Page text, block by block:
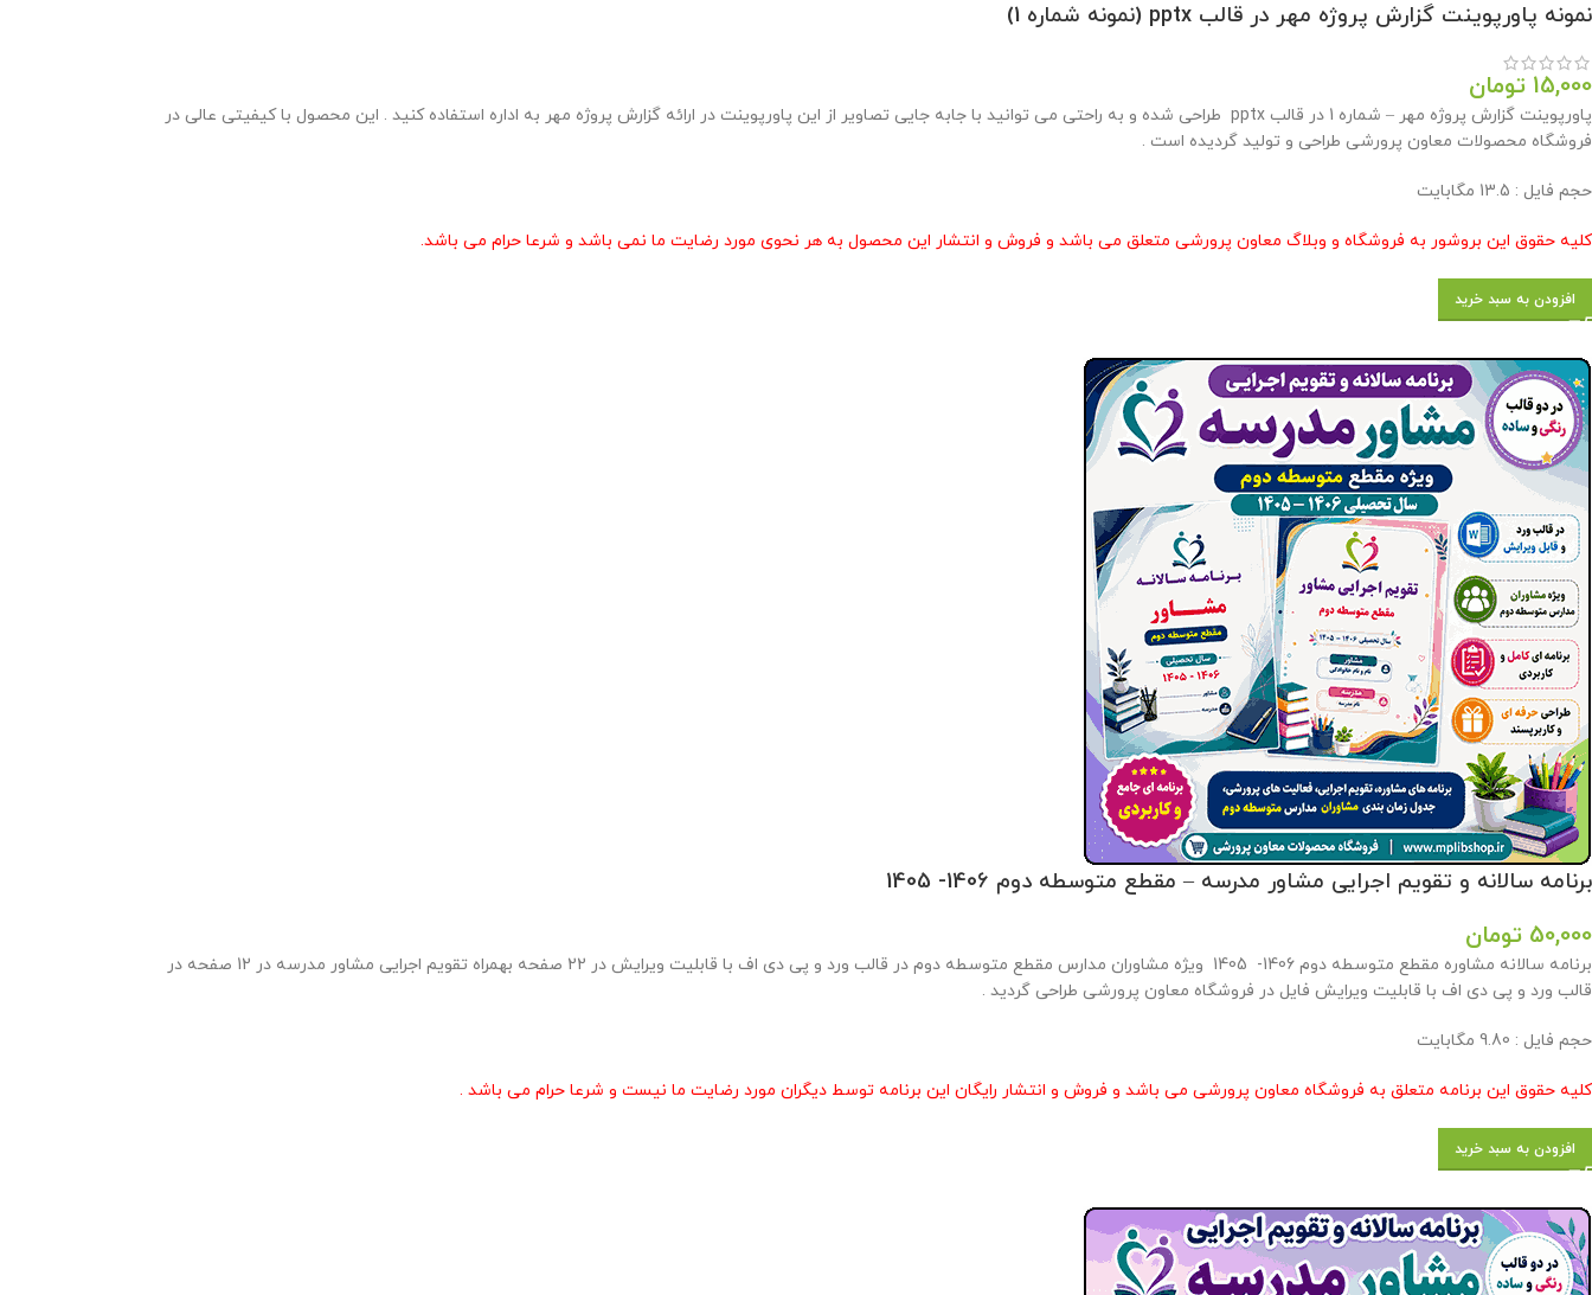
نمونه پاورپوینت گزارش پروژه مهر در قالب pptx (نمونه شماره 1)
15,000 تومان
پاورپوینت گزارش پروژه مهر – شماره 1 در قالب pptx طراحی شده و به راحتی می توانید با جابه جایی تصاویر از این پاورپوینت در ارائه گزارش پروژه مهر به اداره استفاده کنید . این محصول با کیفیتی عالی در
فروشگاه محصولات معاون پرورشی طراحی و تولید گردیده است .
حجم فایل : 13.5 مگابایت
کلیه حقوق این بروشور به فروشگاه و وبلاگ معاون پرورشی متعلق می باشد و فروش و انتشار این محصول به هر نحوی مورد رضایت ما نمی باشد و شرعا حرام می باشد.
افزودن به سبد خرید
برنامه سالانه و تقویم اجرایی مشاور مدرسه – مقطع متوسطه دوم 1406- 1405
50,000 تومان
برنامه سالانه مشاوره مقطع متوسطه دوم 1406- 1405 ویژه مشاوران مدارس مقطع متوسطه دوم در قالب ورد و پی دی اف با قابلیت ویرایش در 22 صفحه بهمراه تقویم اجرایی مشاور مدرسه در 12 صفحه در
قالب ورد و پی دی اف با قابلیت ویرایش فایل در فروشگاه معاون پرورشی طراحی گردید .
حجم فايل : 9.80 مگابايت
کلیه حقوق این برنامه متعلق به فروشگاه معاون پرورشی می باشد و فروش و انتشار رایگان این برنامه توسط دیگران مورد رضایت ما نیست و شرعا حرام می باشد .
افزودن به سبد خرید